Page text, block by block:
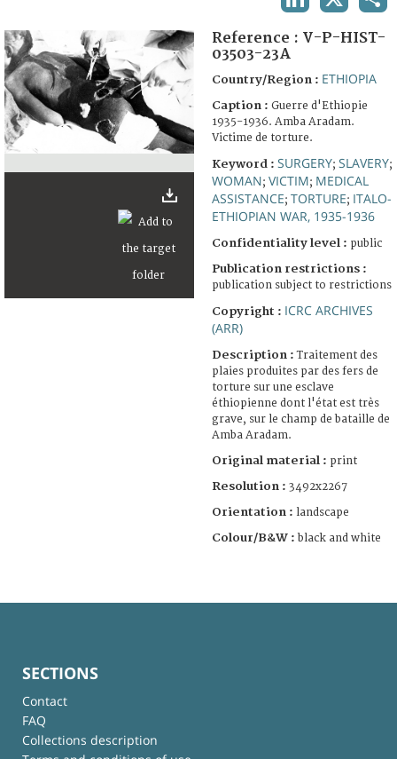
FAQ
Reference : V-P-HIST-
03503-23A
Country/Region : ETHIOPIA
Caption : Guerre d'Ethiopie
1935-1936. Amba Aradam.
Victime de torture.
Keyword : SURGERY; SLAVERY;
WOMAN; VICTIM; MEDICAL
ASSISTANCE; TORTURE; ITALO-
ETHIOPIAN WAR, 1935-1936
Confidentiality level : public
Publication restrictions :
publication subject to restrictions
Copyright : ICRC ARCHIVES
(ARR)
Description :Traitement des
plaies produites par des fers de
torture sur une esclave
éthiopienne dont l'état est très
grave, sur le champ de bataille de
Amba Aradam.
Original material : print
Resolution : 3492x2267
Orientation : landscape
Colour/B&W : black and white
SECTIONS
Contact
FAQ
Collections description